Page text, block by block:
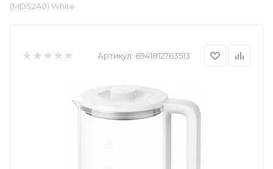
(MDS2A0) White
Артикул: 6941812763513